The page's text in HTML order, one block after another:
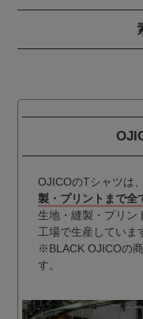
OJICOのTシャツは
製・プリントまで全
生地・縫製・プリン
工場で生産していま
※BLACK OJICOの
す。